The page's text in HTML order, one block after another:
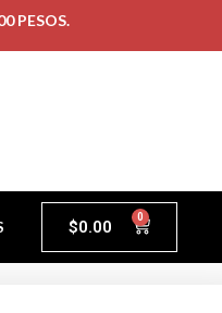
PESOS.
$0.00 0